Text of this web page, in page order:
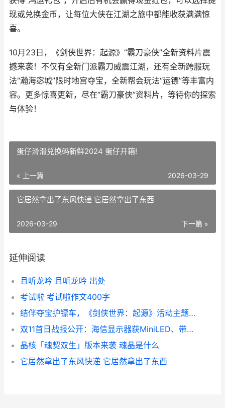
现或兑换金币，让每位大侠在江湖之旅中都能收获满满惊
喜。
10月23日，《剑侠世界：起源》“霸刀豪侠”全新资料片震
撼来袭！不仅有全新门派霸刀威震江湖，还有全新跨服玩
法“瀚海宓城”限时地宫夺宝，全新帮会玩法“运镖”等丰富内
容。更多惊喜更新，尽在“霸刀豪侠”资料片，等待你的探索
与体验！
蛋仔滑滑兑换码新鲜2024 蛋仔开箱!
« 上一篇 2026-03-29
它居然拿出了东风快递 它居然拿出了东西
下一篇 »
2026-03-29
延伸阅读
且听龙吟 且听龙吟 出处
考试啦 考试啦作文400字
结伴夺宝护镖车，《剑侠世界：起源》活动主题玩法大上新
双11首日战报公开：海信显示器获MiniLED、带鱼屏双TOP1! 双11战报出炉
晶核「魂契双生」版本来袭 魂晶是什么
它居然拿出了东风快递 它居然拿出了东西